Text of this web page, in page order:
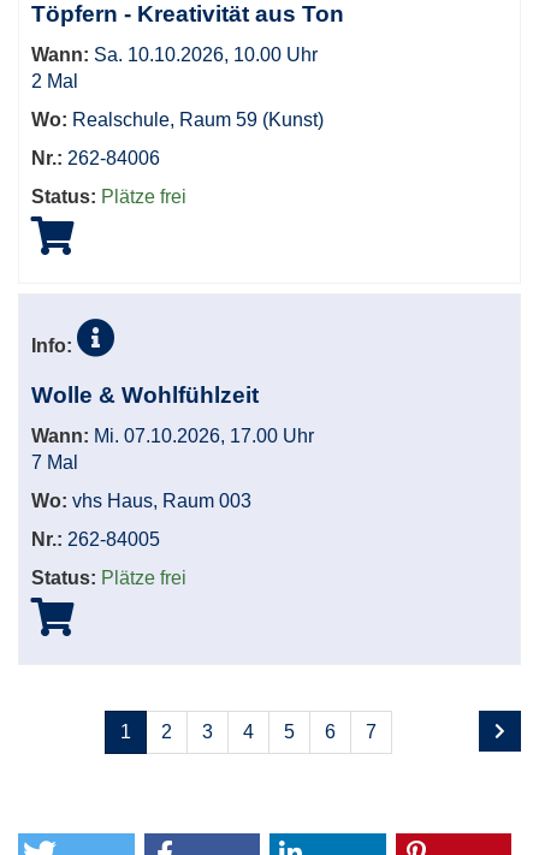
Töpfern - Kreativität aus Ton
Wann: Sa. 10.10.2026, 10.00 Uhr
2 Mal
Wo: Realschule, Raum 59 (Kunst)
Nr.: 262-84006
Status: Plätze frei
Info:
Wolle & Wohlfühlzeit
Wann: Mi. 07.10.2026, 17.00 Uhr
7 Mal
Wo: vhs Haus, Raum 003
Nr.: 262-84005
Status: Plätze frei
Seiten
blättern
1 2 3 4 5 6 7